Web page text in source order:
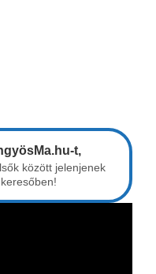
t,
között jelenjenek